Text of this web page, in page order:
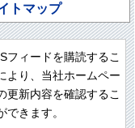
トマップ
フィードを購読するこ
より、当社ホームペー
更新内容を確認するこ
できます。